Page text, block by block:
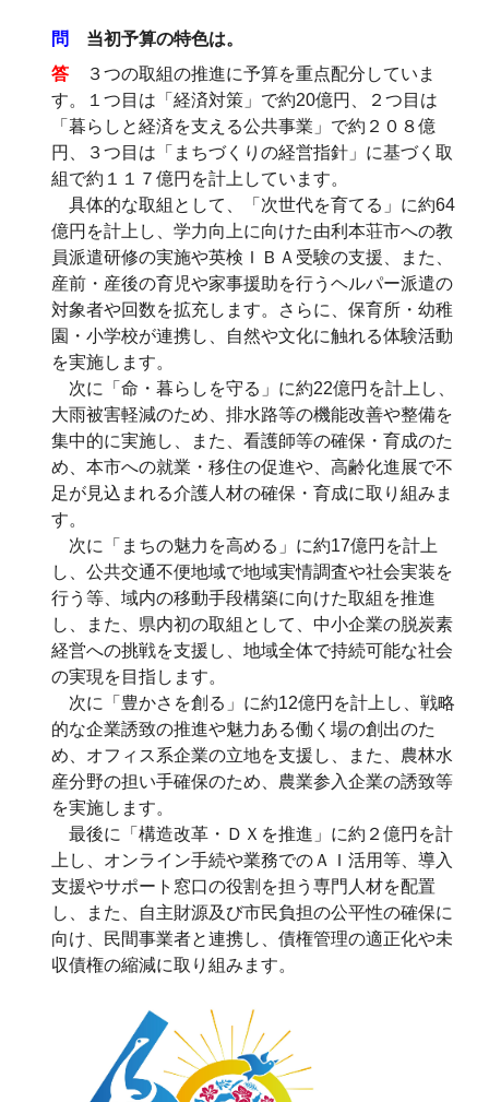
問
当初予算の特色は。
答
３つの取組の推進に予算を重点配分していま
す。１つ目は「経済対策」で約20億円、２つ目は
「暮らしと経済を支える公共事業」で約２０８億
円、３つ目は「まちづくりの経営指針」に基づく取
組で約１１７億円を計上しています。
具体的な取組として、「次世代を育てる」に約64
億円を計上し、学力向上に向けた由利本荘市への教
員派遣研修の実施や英検ＩＢＡ受験の支援、また、
産前・産後の育児や家事援助を行うヘルパー派遣の
対象者や回数を拡充します。さらに、保育所・幼稚
園・小学校が連携し、自然や文化に触れる体験活動
を実施します。
次に「命・暮らしを守る」に約22億円を計上し、
大雨被害軽減のため、排水路等の機能改善や整備を
集中的に実施し、また、看護師等の確保・育成のた
め、本市への就業・移住の促進や、高齢化進展で不
足が見込まれる介護人材の確保・育成に取り組みま
す。
次に「まちの魅力を高める」に約17億円を計上
し、公共交通不便地域で地域実情調査や社会実装を
行う等、域内の移動手段構築に向けた取組を推進
し、また、県内初の取組として、中小企業の脱炭素
経営への挑戦を支援し、地域全体で持続可能な社会
の実現を目指します。
次に「豊かさを創る」に約12億円を計上し、戦略
的な企業誘致の推進や魅力ある働く場の創出のた
め、オフィス系企業の立地を支援し、また、農林水
産分野の担い手確保のため、農業参入企業の誘致等
を実施します。
最後に「構造改革・ＤＸを推進」に約２億円を計
上し、オンライン手続や業務でのＡＩ活用等、導入
支援やサポート窓口の役割を担う専門人材を配置
し、また、自主財源及び市民負担の公平性の確保に
向け、民間事業者と連携し、債権管理の適正化や未
収債権の縮減に取り組みます。